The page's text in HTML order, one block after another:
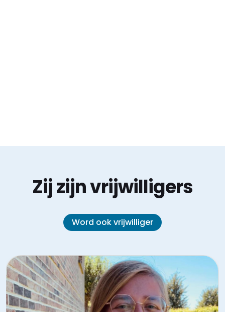
Zij zijn vrijwilligers
Word ook vrijwilliger